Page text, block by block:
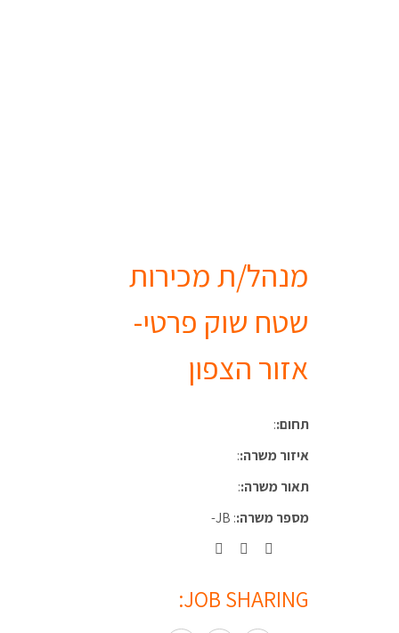
מנהל/ת מכירות
שטח שוק פרטי-
אזור הצפון
תחום::
איזור משרה::
תאור משרה::
מספר משרה:: JB-
JOB SHARING: